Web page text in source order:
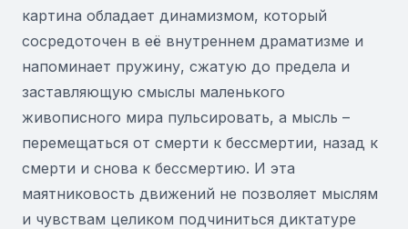
картина обладает динамизмом, который
сосредоточен в её внутреннем драматизме и
напоминает пружину, сжатую до предела и
заставляющую смыслы маленького
живописного мира пульсировать, а мысль –
перемещаться от смерти к бессмертии, назад к
смерти и снова к бессмертию. И эта
маятниковость движений не позволяет мыслям
и чувствам целиком подчиниться диктатуре